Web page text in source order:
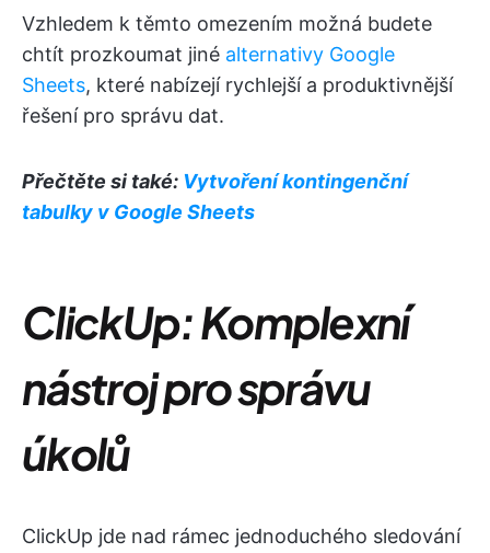
Vzhledem k těmto omezením možná budete
chtít prozkoumat jiné alternativy Google
Sheets, které nabízejí rychlejší a produktivnější
řešení pro správu dat.
Přečtěte si také: Vytvoření kontingenční
tabulky v Google Sheets
ClickUp: Komplexní
nástroj pro správu
úkolů
ClickUp jde nad rámec jednoduchého sledování